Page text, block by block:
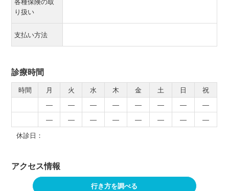
り扱い
支払い方法
診療時間
時間 月 火 水 木 金 土 日
祝
―
― ― ― ― ― ―
―
―
― ― ― ― ― ―
―
休診日：
アクセス情報
行き方を調べる